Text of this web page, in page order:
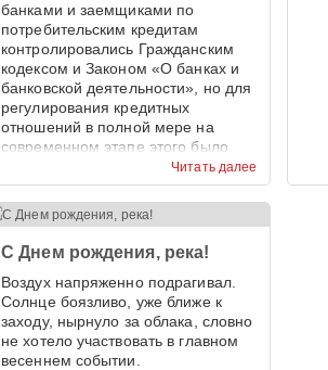
Читать далее
банками и заемщиками по
потребительским кредитам
контролировались Гражданским
кодексом и Законом «О банках и
банковской деятельности», но для
регулирования кредитных
отношений в полной мере на
современном этапе этого было
С Днем рождения, река!
Воздух напряженно подрагивал.
Солнце боязливо, уже ближе к
заходу, нырнуло за облака, словно
не хотело участвовать в главном
весеннем событии.